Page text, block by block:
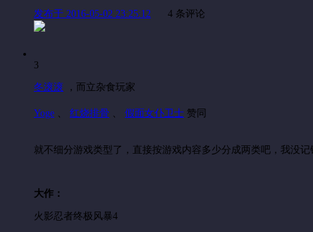
发布于 2016-05-02 23:25:12 4 条评论
3
冬滚滚 ， 而立杂食玩家
Yoge 红烧排骨 假面女仆卫士 赞同
就不细分游戏类型了，直接按游戏内容多少分成两类吧，我没
大作：
火影忍者终极风暴4